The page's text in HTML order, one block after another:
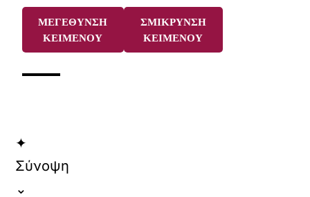
ΜΕΓΕΘΥΝΣΗ
ΚΕΙΜΕΝΟΥ
ΣΜΙΚΡΥΝΣΗ
ΚΕΙΜΕΝΟΥ
✦
Σύνοψη
⌄